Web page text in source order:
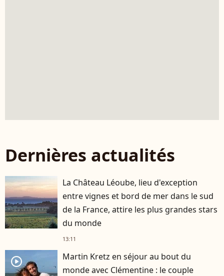
Dernières actualités
La Château Léoube, lieu d'exception
entre vignes et bord de mer dans le sud
de la France, attire les plus grandes stars
du monde
13:11
player2
Martin Kretz en séjour au bout du
monde avec Clémentine : le couple